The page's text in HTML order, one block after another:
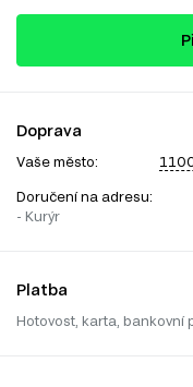
Doprava
Vaše město:
Doručení na adresu:
- Kurýr
Platba
Hotovost, karta, bankovní